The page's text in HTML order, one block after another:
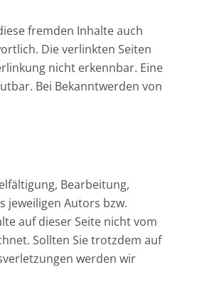
fremden Inhalte auch
Die verlinkten Seiten
nicht erkennbar. Eine
Bei Bekanntwerden von
Bearbeitung,
jeweiligen Autors bzw.
auf dieser Seite nicht vom
Sollten Sie trotzdem auf
werden wir